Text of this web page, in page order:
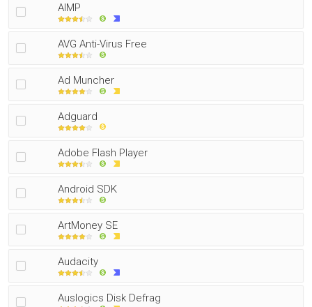
AIMP
AVG Anti-Virus Free
Ad Muncher
Adguard
Adobe Flash Player
Android SDK
ArtMoney SE
Audacity
Auslogics Disk Defrag